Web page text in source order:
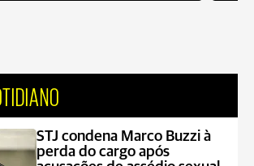
STJ condena Marco Buzzi à
perda do cargo após